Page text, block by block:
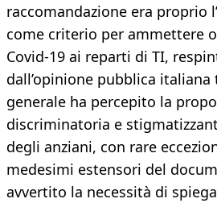
raccomandazione era proprio
come criterio per ammettere
Covid-19 ai reparti di TI,
dall’opinione pubblica
generale ha percepito la
discriminatoria e
degli anziani, con rare
medesimi estensori del
avvertito la necessità di